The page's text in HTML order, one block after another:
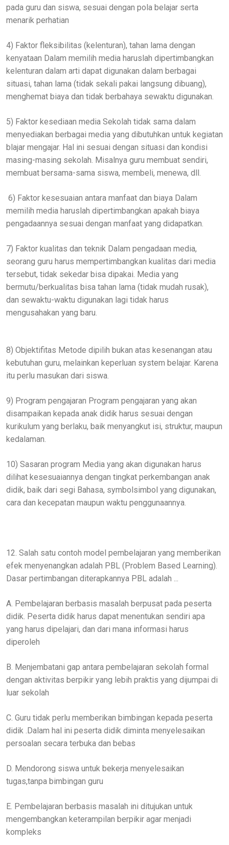
pada guru dan siswa, sesuai dengan pola belajar serta
menarik perhatian
4) Faktor fleksibilitas (kelenturan), tahan lama dengan
kenyataan Dalam memilih media haruslah dipertimbangkan
kelenturan dalam arti dapat digunakan dalam berbagai
situasi, tahan lama (tidak sekali pakai langsung dibuang),
menghemat biaya dan tidak berbahaya sewaktu digunakan.
5) Faktor kesediaan media Sekolah tidak sama dalam
menyediakan berbagai media yang dibutuhkan untuk kegiatan
blajar mengajar. Hal ini sesuai dengan situasi dan kondisi
masing-masing sekolah. Misalnya guru membuat sendiri,
membuat bersama-sama siswa, membeli, menewa, dll.
6) Faktor kesesuaian antara manfaat dan biaya Dalam
memilih media haruslah dipertimbangkan apakah biaya
pengadaannya sesuai dengan manfaat yang didapatkan.
7) Faktor kualitas dan teknik Dalam pengadaan media,
seorang guru harus mempertimbangkan kualitas dari media
tersebut, tidak sekedar bisa dipakai. Media yang
bermutu/berkualitas bisa tahan lama (tidak mudah rusak),
dan sewaktu-waktu digunakan lagi tidak harus
mengusahakan yang baru.
8) Objektifitas Metode dipilih bukan atas kesenangan atau
kebutuhan guru, melainkan keperluan system belajar. Karena
itu perlu masukan dari siswa.
9) Program pengajaran Program pengajaran yang akan
disampaikan kepada anak didik harus sesuai dengan
kurikulum yang berlaku, baik menyangkut isi, struktur, maupun
kedalaman.
10) Sasaran program Media yang akan digunakan harus
dilihat kesesuaiannya dengan tingkat perkembangan anak
didik, baik dari segi Bahasa, symbolsimbol yang digunakan,
cara dan kecepatan maupun waktu penggunaannya.
12. Salah satu contoh model pembelajaran yang memberikan
efek menyenangkan adalah PBL (Problem Based Learning).
Dasar pertimbangan diterapkannya PBL adalah ...
A. Pembelajaran berbasis masalah berpusat pada peserta
didik. Peserta didik harus dapat menentukan sendiri apa
yang harus dipelajari, dan dari mana informasi harus
diperoleh
B. Menjembatani gap antara pembelajaran sekolah formal
dengan aktivitas berpikir yang lebih praktis yang dijumpai di
luar sekolah
C. Guru tidak perlu memberikan bimbingan kepada peserta
didik .Dalam hal ini peserta didik diminta menyelesaikan
persoalan secara terbuka dan bebas
D. Mendorong siswa untuk bekerja menyelesaikan
tugas,tanpa bimbingan guru
E. Pembelajaran berbasis masalah ini ditujukan untuk
mengembangkan keterampilan berpikir agar menjadi
kompleks